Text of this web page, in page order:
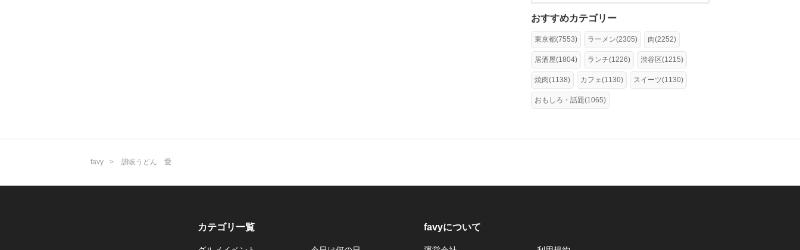
おすすめカテゴリー
東京都(7553) ラーメン(2305) 肉(2252)
居酒屋(1804) ランチ(1226) 渋谷区(1215)
焼肉(1138) カフェ(1130) スイーツ(1130)
おもしろ・話題(1065)
favy 讃岐うどん 愛
カテゴリ一覧 favyについて